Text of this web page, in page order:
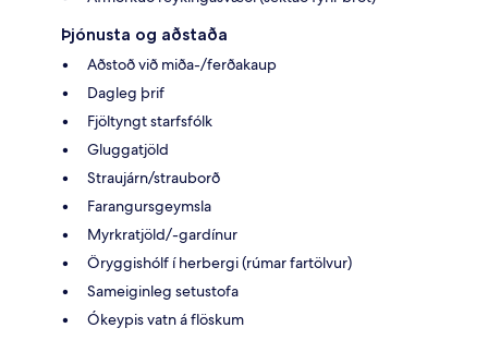
Þjónusta og aðstaða
Aðstoð við miða-/ferðakaup
Dagleg þrif
Fjöltyngt starfsfólk
Gluggatjöld
Straujárn/strauborð
Farangursgeymsla
Myrkratjöld/-gardínur
Öryggishólf í herbergi (rúmar fartölvur)
Sameiginleg setustofa
Ókeypis vatn á flöskum